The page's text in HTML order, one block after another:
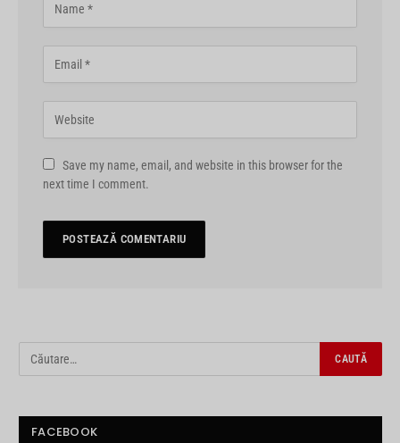
Save my name, email, and website in this browser for the
next time I comment.
FACEBOOK